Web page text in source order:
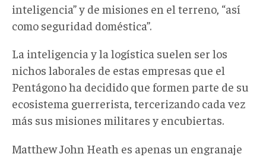
inteligencia” y de misiones en el terreno, “así
como seguridad doméstica”.
La inteligencia y la logística suelen ser los
nichos laborales de estas empresas que el
Pentágono ha decidido que formen parte de su
ecosistema guerrerista, tercerizando cada vez
más sus misiones militares y encubiertas.
Matthew John Heath es apenas un engranaje